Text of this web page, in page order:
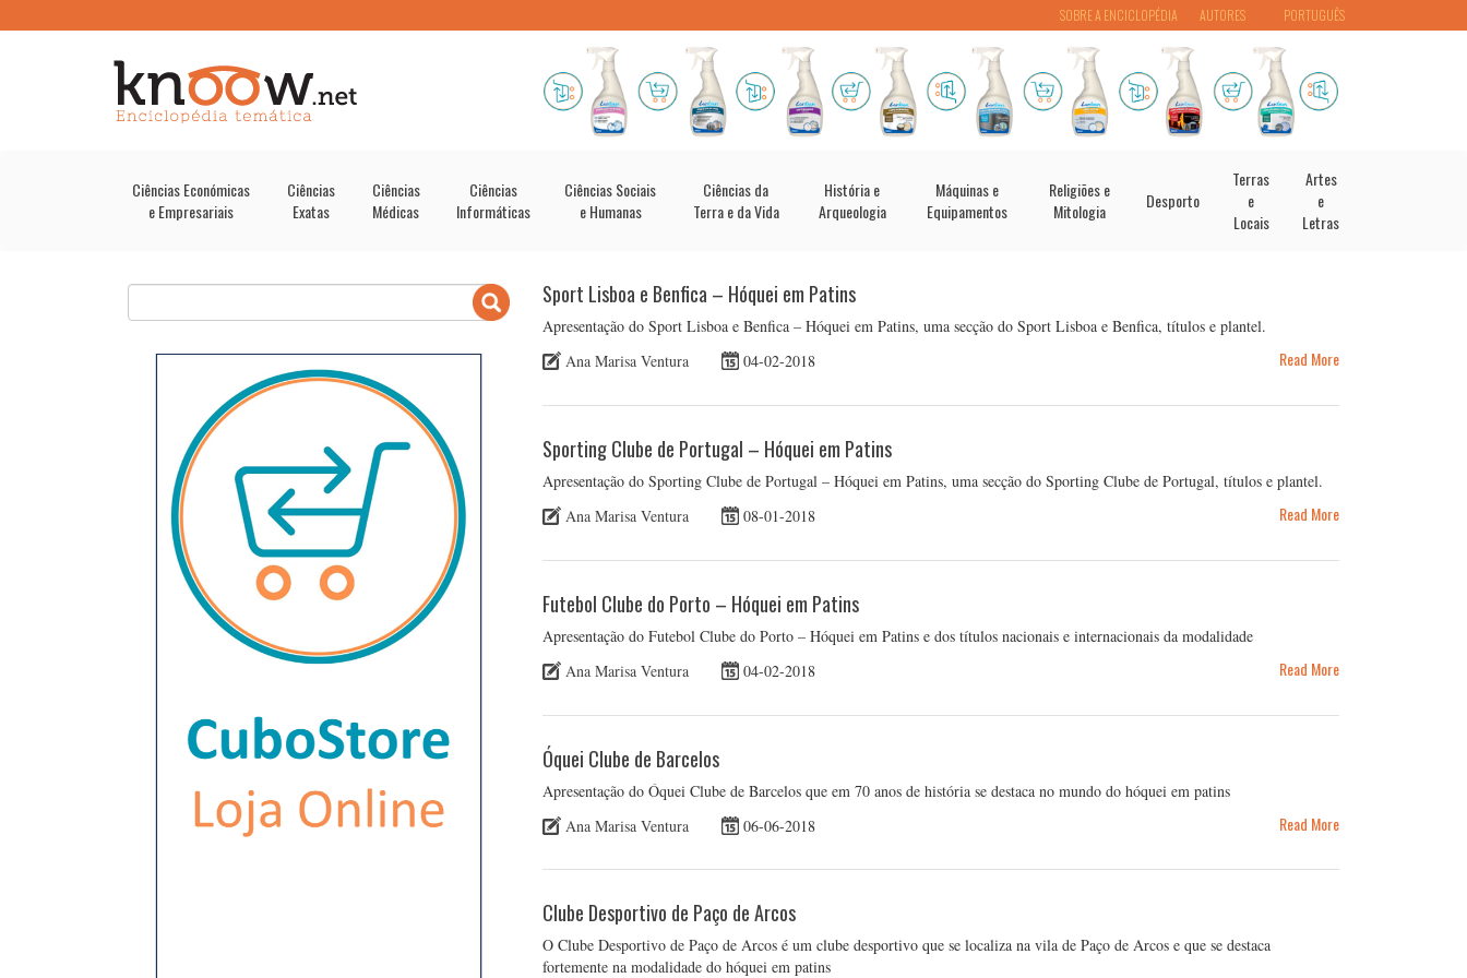
PORTUGUÊS
SOBRE A ENCICLOPÉDIA AUTORES
Ciências Económicas
e Empresariais
Ciências
Exatas
Ciências
Médicas
Ciências
Informáticas
Ciências Sociais
e Humanas
Ciências da
Terra e da Vida
História e
Arqueologia
Máquinas e
Equipamentos
Religiões e
Mitologia
Desporto
Terras
e
Locais
Artes
e
Letras
Sport Lisboa e Benfica – Hóquei em Patins
Apresentação do Sport Lisboa e Benfica – Hóquei em Patins, uma secção do Sport Lisboa e Benfica, títulos e plantel.
Ana Marisa Ventura
04-02-2018 Read More
Sporting Clube de Portugal – Hóquei em Patins
Apresentação do Sporting Clube de Portugal – Hóquei em Patins, uma secção do Sporting Clube de Portugal, títulos e plantel.
Ana Marisa Ventura
08-01-2018 Read More
Futebol Clube do Porto – Hóquei em Patins
Apresentação do Futebol Clube do Porto – Hóquei em Patins e dos títulos nacionais e internacionais da modalidade
Ana Marisa Ventura
04-02-2018 Read More
Óquei Clube de Barcelos
Apresentação do Óquei Clube de Barcelos que em 70 anos de história se destaca no mundo do hóquei em patins
Ana Marisa Ventura
06-06-2018 Read More
Clube Desportivo de Paço de Arcos
O Clube Desportivo de Paço de Arcos é um clube desportivo que se localiza na vila de Paço de Arcos e que se destaca
fortemente na modalidade do hóquei em patins